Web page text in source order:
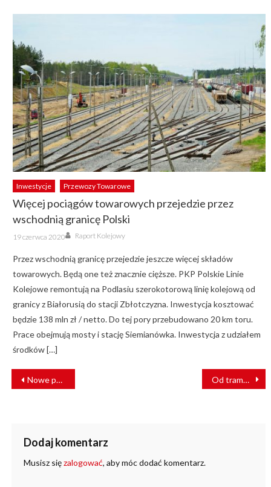
Inwestycje Przewozy Towarowe
Więcej pociągów towarowych przejedzie przez
wschodnią granicę Polski
Posted
on
19 czerwca 2020 Author
Raport Kolejowy
Przez wschodnią granicę przejedzie jeszcze więcej składów
towarowych. Będą one też znacznie cięższe. PKP Polskie Linie
Kolejowe remontują na Podlasiu szerokotorową linię kolejową od
granicy z Białorusią do stacji Zbłotczyzna. Inwestycja kosztować
będzie 138 mln zł / netto. Do tej pory przebudowano 20 km toru.
Prace obejmują mosty i stację Siemianówka. Inwestycja z udziałem
środków […]
NAWIGACJA
WPISU
Nowe połączenie Cieszyn-Skoczów Od tramwaju oderwał się pantograf [FILM]
Dodaj komentarz
Musisz sięzalogować, aby móc dodać komentarz.